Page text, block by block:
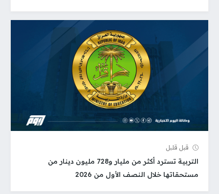
قبل قلیل
التربية تسترد أكثر من مليار و728 مليون دينار من
مستحقاتها خلال النصف الأول من 2026